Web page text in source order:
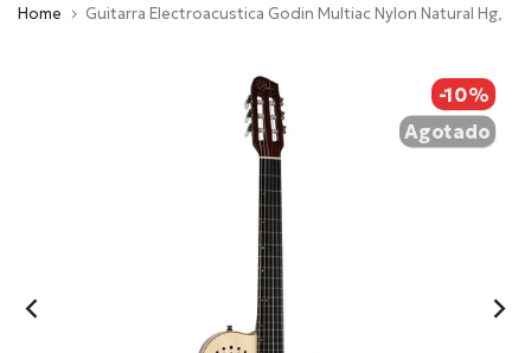
Home Guitarra Electroacustica Godin Multiac Nylon Natural Hg,
-10%
Agotado